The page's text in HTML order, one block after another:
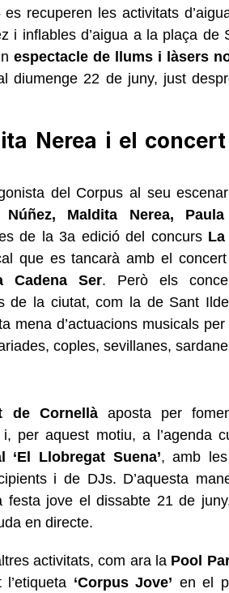
recuperen les activitats
i inflables d’aigua a la plaça de
espectacle de llums i làsers
diumenge 22 de juny, just
Nerea i el concert
del Corpus al seu
Núñez, Maldita Nerea, Paula
de la 3a edició del concurs
que es tancarà amb el
Cadena Ser. Però els
de la ciutat, com la de Sant
mena d’actuacions musicals
coples, sevillanes,
de Cornellàaposta per
per aquest motiu, a l’agenda
‘El Llobregat Suena’, amb
i de DJs. D’aquesta
festa jove el dissabte 21 de
en directe.
activitats, com ara la Pool
‘Corpus Jove’ en el